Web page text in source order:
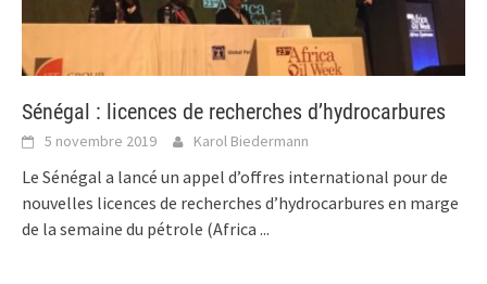
Sénégal : licences de recherches d’hydrocarbures
5 novembre 2019 Karol Biedermann
Le Sénégal a lancé un appel d’offres international pour de
nouvelles licences de recherches d’hydrocarbures en marge
de la semaine du pétrole (Africa ...